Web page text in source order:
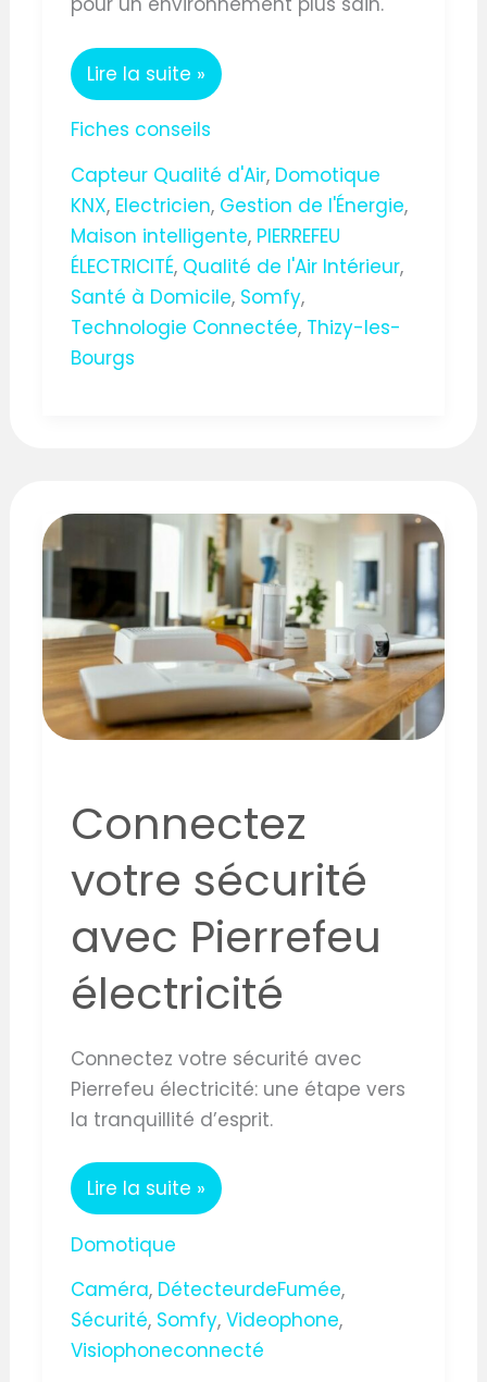
Lire la suite »
Fiches conseils
Capteur Qualité d'Air, Domotique
KNX, Electricien, Gestion de l'Énergie,
Maison intelligente, PIERREFEU
ÉLECTRICITÉ, Qualité de l'Air Intérieur,
Santé à Domicile, Somfy,
Technologie Connectée, Thizy-les-
Bourgs
Connectez
votre sécurité
avec Pierrefeu
électricité
Connectez votre sécurité avec
Pierrefeu électricité: une étape vers
la tranquillité d’esprit.
Pierrefeu
électricité
Lire la suite »
Domotique
Caméra, DétecteurdeFumée,
Sécurité, Somfy, Videophone,
Visiophoneconnecté